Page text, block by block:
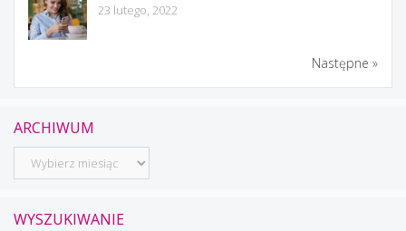
23 lutego, 2022
Następne »
ARCHIWUM
Archiwum
WYSZUKIWANIE